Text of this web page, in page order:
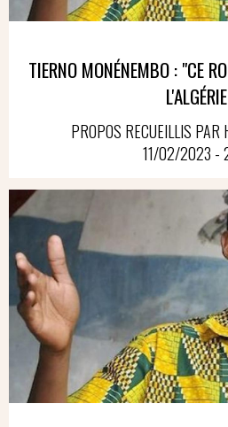
TIERNO MONÉNEMBO : "CE
PROPOS RECUEILLIS PAR
11/02/2023 -